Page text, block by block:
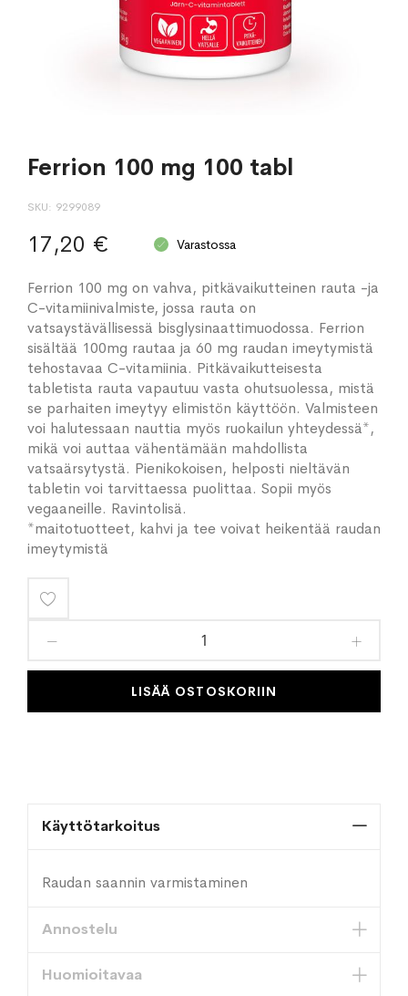
Ferrion 100 mg 100 tabl
SKU 9299089
17,20 € Varastossa
Ferrion 100 mg on vahva, pitkävaikutteinen rauta -ja
C-vitamiinivalmiste, jossa rauta on
vatsaystävällisessä bisglysinaattimuodossa. Ferrion
sisältää 100mg rautaa ja 60 mg raudan imeytymistä
tehostavaa C-vitamiinia. Pitkävaikutteisesta
tabletista rauta vapautuu vasta ohutsuolessa, mistä
se parhaiten imeytyy elimistön käyttöön. Valmisteen
voi halutessaan nauttia myös ruokailun yhteydessä*,
mikä voi auttaa vähentämään mahdollista
vatsaärsytystä. Pienikokoisen, helposti nieltävän
tabletin voi tarvittaessa puolittaa. Sopii myös
vegaaneille. Ravintolisä.
*maitotuotteet, kahvi ja tee voivat heikentää raudan
imeytymistä
toivelistaan
LISÄÄ OSTOSKORIIN
Käyttötarkoitus
Raudan saannin varmistaminen
Annostelu
Huomioitavaa